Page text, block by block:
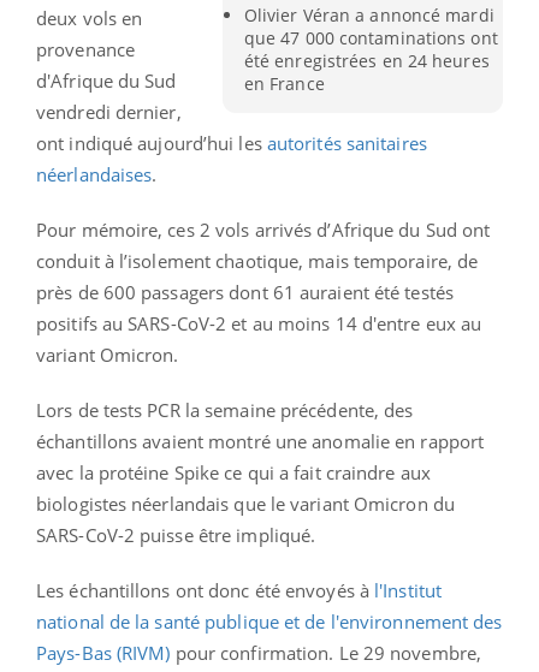
Olivier Véran a annoncé mardi
que 47 000 contaminations ont
été enregistrées en 24 heures
en France
deux vols en
provenance
d'Afrique du Sud
vendredi dernier,
ont indiqué aujourd’hui les autorités sanitaires
néerlandaises.
Pour mémoire, ces 2 vols arrivés d’Afrique du Sud ont
conduit à l’isolement chaotique, mais temporaire, de
près de 600 passagers dont 61 auraient été testés
positifs au SARS-CoV-2 et au moins 14 d'entre eux au
variant Omicron.
Lors de tests PCR la semaine précédente, des
échantillons avaient montré une anomalie en rapport
avec la protéine Spike ce qui a fait craindre aux
biologistes néerlandais que le variant Omicron du
SARS-CoV-2 puisse être impliqué.
Les échantillons ont donc été envoyés à l'Institut
national de la santé publique et de l'environnement des
Pays-Bas (RIVM) pour confirmation. Le 29 novembre,